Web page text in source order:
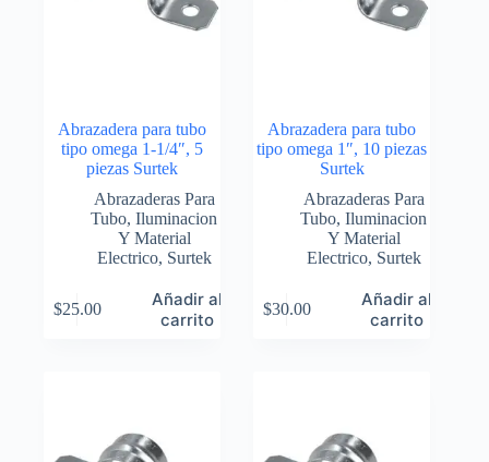
Abrazadera para tubo
tipo omega 1-1/4″, 5
piezas Surtek
Abrazaderas Para
Tubo,Iluminacion
Y Material
Electrico, Surtek
$25.00
Añadir al
carrito
Abrazadera para tubo
tipo omega 1″, 10 piezas
Surtek
Abrazaderas Para
Tubo,Iluminacion
Y Material
Electrico, Surtek
$30.00
Añadir al
carrito